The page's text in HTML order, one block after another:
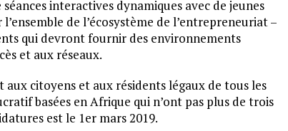
interactives dynamiques avec de jeunes
de l’écosystème de l’entrepreneuriat –
qui devront fournir des environnements
et aux réseaux.
citoyens et aux résidents légaux de tous les
basées en Afrique qui n’ont pas plus de trois
est le 1er mars 2019.